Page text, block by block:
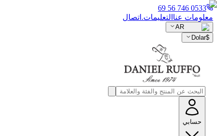
0533 746 56 69
معلومات عنا التعليمات. اتصال
AR
$
Dolar
حسابي